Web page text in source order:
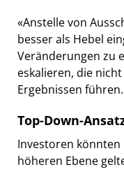
«Anstelle von
besser als Hebel
Veränderungen zu
eskalieren, die
Ergebnissen
Top-Down-
Investoren
höheren Ebene